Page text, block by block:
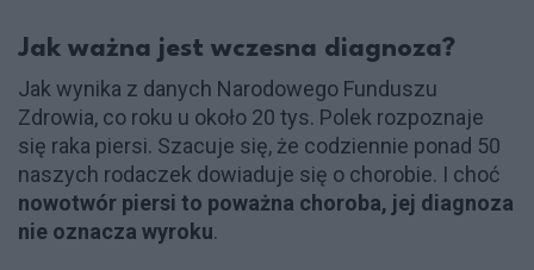
Jak ważna jest wczesna diagnoza?
Jak wynika z danych Narodowego Funduszu
Zdrowia, co roku u około 20 tys. Polek rozpoznaje
się raka piersi. Szacuje się, że codziennie ponad 50
naszych rodaczek dowiaduje się o chorobie. I choć
nowotwór piersi to poważna choroba, jej diagnoza
nie oznacza wyroku.